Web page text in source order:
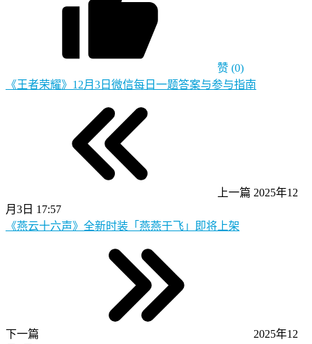
赞 (0)
《王者荣耀》12月3日微信每日一题答案与参与指南
上一篇 2025年12
月3日 17:57
《燕云十六声》全新时装「燕燕于飞」即将上架
下一篇
2025年12